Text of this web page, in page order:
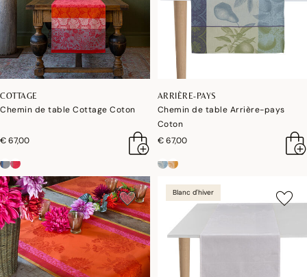
COTTAGE
Chemin de table Cottage Coton
€ 67,00
ARRIÈRE-PAYS
Chemin de table Arrière-pays
Coton
€ 67,00
Blanc d'hiver